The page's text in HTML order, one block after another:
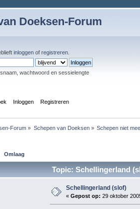
Doeksen-Forum
inloggen of registreren
wachtwoord en sessielengte
Inloggen Registreren
Forum » Schepen van Doeksen» Schepen niet
Omlaag
Topic: Schellingerland
Schellingerland (slof)
« Gepost op: 29 oktober